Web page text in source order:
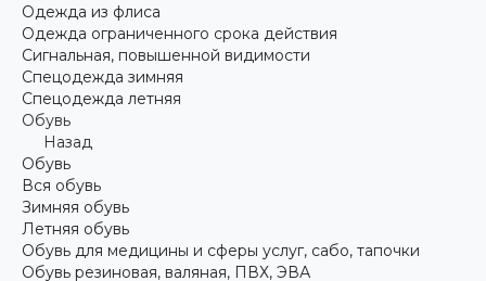
Одежда из флиса
Одежда ограниченного срока действия
Сигнальная, повышенной видимости
Спецодежда зимняя
Спецодежда летняя
Обувь
Назад
Обувь
Вся обувь
Зимняя обувь
Летняя обувь
Обувь для медицины и сферы услуг, сабо, тапочки
Обувь резиновая, валяная, ПВХ, ЭВА